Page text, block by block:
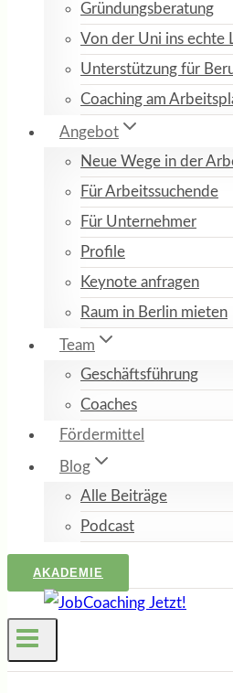
Gründungsberatung
Von der Uni ins echte
Unterstützung für
Coaching am
Angebot
Neue Wege in der
Für Arbeitssuchende
Für Unternehmer
Profile
Keynote anfragen
Raum in Berlin mieten
Team
Geschäftsführung
Coaches
Fördermittel
Blog
Alle Beiträge
Podcast
AKADEMIE